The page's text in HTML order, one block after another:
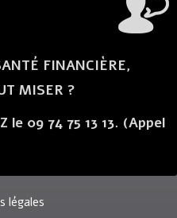
FINANCIÈRE,
MISER ?
le 09 74 75 13 13. (Appel
légales